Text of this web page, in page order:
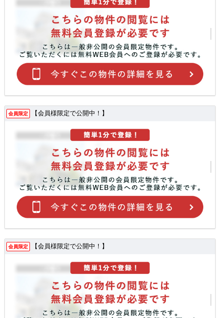
会員限定 【会員様限定で公開中！】
会員限定 【会員様限定で公開中！】